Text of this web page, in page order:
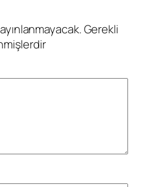
Gerekli